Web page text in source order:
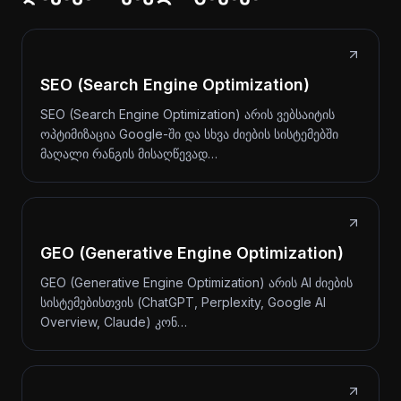
SEO (Search Engine Optimization)
SEO (Search Engine Optimization) არის ვებსაიტის
ოპტიმიზაცია Google-ში და სხვა ძიების სისტემებში
მაღალი რანგის მისაღწევად…
GEO (Generative Engine Optimization)
GEO (Generative Engine Optimization) არის AI ძიების
სისტემებისთვის (ChatGPT, Perplexity, Google AI
Overview, Claude) კონ…